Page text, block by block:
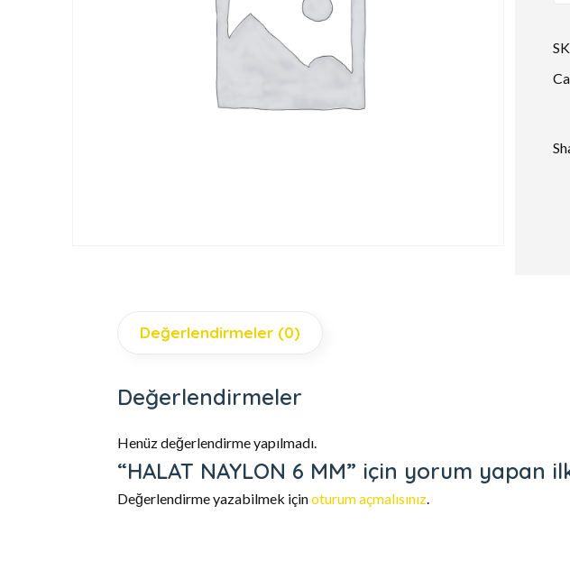
Değerlendirmeler (0)
Değerlendirmeler
Henüz değerlendirme yapılmadı.
“HALAT NAYLON 6 MM” için yorum yapan
Değerlendirme yazabilmek içinoturum açmalısınız.